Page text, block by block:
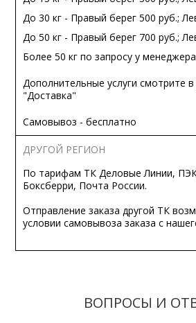
До 30 кг - Правый берег 500 руб.;
До 50 кг - Правый берег 700 руб.;
Более 50 кг по запросу у менеджера
Дополнительные услуги смотрите в
"Доставка"
Самовывоз - бесплатно
ДРУГОЙ РЕГИОН
По тарифам ТК Деловые Линии,
Боксберри, Почта России.
Отправление заказа другой ТК
условии самовывоза заказа с
ВОПРОСЫ И